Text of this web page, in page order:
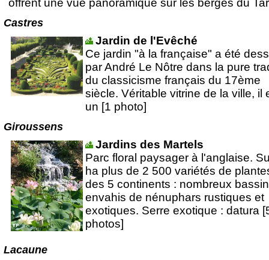
offrent une vue panoramique sur les berges du
Castres
Jardin de l'Evêché
Ce jardin "à la française" a été
par André Le Nôtre dans la pure
du classicisme français du 17ème
siècle. Véritable vitrine de la ville, il
un [1 photo]
Giroussens
Jardins des Martels
Parc floral paysager à l'anglaise.
ha plus de 2 500 variétés de
des 5 continents : nombreux
envahis de nénuphars rustiques et
exotiques. Serre exotique : datura
photos]
Lacaune